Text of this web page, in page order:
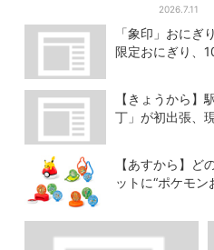
店、“1人2杯まで”で0次会にも
便利
2026.7.11
「象印」おにぎ
限定おにぎり、
【きょうから】
丁」が初出張、
【あすから】ど
ットに“ポケモ